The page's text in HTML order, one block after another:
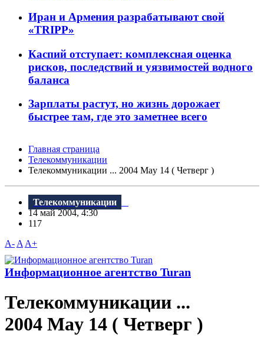
Иран и Армения разрабатывают свой
«TRIPP»
Каспий отступает: комплексная оценка
рисков, последствий и уязвимостей водного
баланса
Зарплаты растут, но жизнь дорожает
быстрее там, где это заметнее всего
Главная страница
Телекоммуникации
Телекоммуникации ... 2004 May 14 ( Четверг )
Телекоммуникации
14 май 2004, 4:30
117
A- A A+
Информационное агентство Turan
Телекоммуникации ...
2004 May 14 ( Четверг )